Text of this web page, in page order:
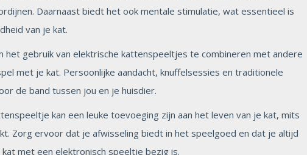
Daarnaast biedt het ook mentale stimulatie, wat essentieel is
van je kat.
het gebruik van elektrische kattenspeeltjes te combineren met andere
met je kat. Persoonlijke aandacht, knuffelsessies en traditionele
de band tussen jou en je huisdier.
kan een leuke toevoeging zijn aan het leven van je kat, mits
Zorg ervoor dat je afwisseling biedt in het speelgoed en dat je altijd
met een elektronisch speeltje bezig is.